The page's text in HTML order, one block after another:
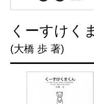
くーすけく
(大橋 歩 著)